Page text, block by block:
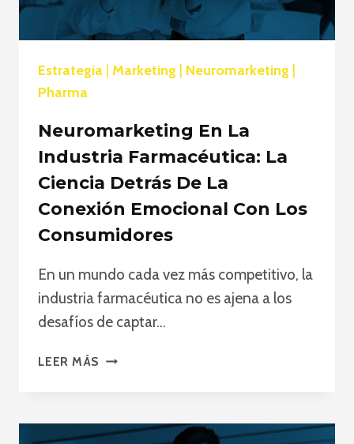
Estrategia Marketing Neuromarketing
Pharma
Neuromarketing En La
Industria Farmacéutica: La
Ciencia Detrás De La
Conexión Emocional Con Los
Consumidores
En un mundo cada vez más competitivo, la
industria farmacéutica no es ajena a los
desafíos de captar…
LEER MÁS NEUROMARKETING
FARMACÉUTICA: